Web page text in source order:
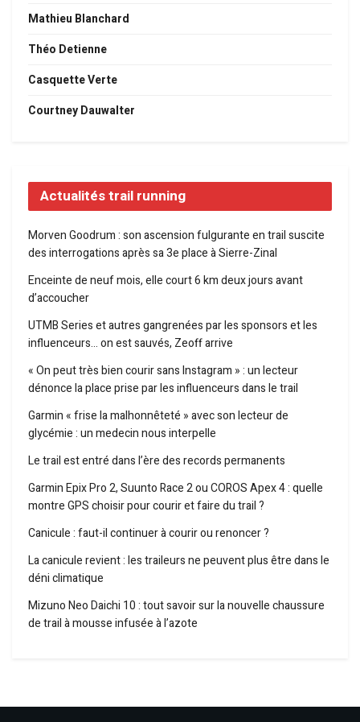
Mathieu Blanchard
Théo Detienne
Casquette Verte
Courtney Dauwalter
Actualités trail running
Morven Goodrum : son ascension fulgurante en trail suscite
des interrogations après sa 3e place à Sierre-Zinal
Enceinte de neuf mois, elle court 6 km deux jours avant
d’accoucher
UTMB Series et autres gangrenées par les sponsors et les
influenceurs… on est sauvés, Zeoff arrive
« On peut très bien courir sans Instagram » : un lecteur
dénonce la place prise par les influenceurs dans le trail
Garmin « frise la malhonnêteté » avec son lecteur de
glycémie : un medecin nous interpelle
Le trail est entré dans l’ère des records permanents
Garmin Epix Pro 2, Suunto Race 2 ou COROS Apex 4 : quelle
montre GPS choisir pour courir et faire du trail ?
Canicule : faut-il continuer à courir ou renoncer ?
La canicule revient : les traileurs ne peuvent plus être dans le
déni climatique
Mizuno Neo Daichi 10 : tout savoir sur la nouvelle chaussure
de trail à mousse infusée à l’azote